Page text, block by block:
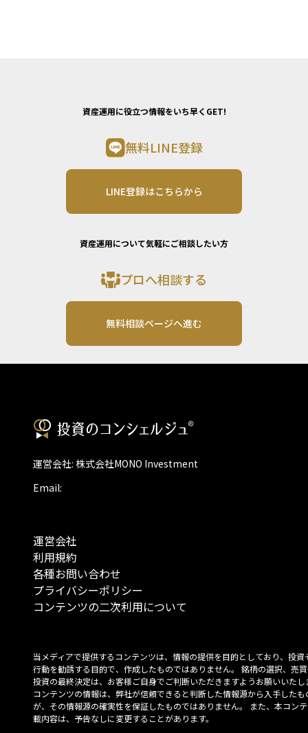
資産運用に役立つ情報をいち早くGET!
無料LINE登録
LINE登録はこちらから
資産運用について気軽にご相談したい方
プロへ相談する
無料相談ページへ進む
運営会社: 株式会社MONO Investment
Email:
運営会社
利用規約
各種お問い合わせ
プライバシーポリシー
コンテンツの二次利用について
当メディアで提供するコンテンツは、情報の提供を目的としており、投資
行動を勧誘する目的で、作成したものではありません。 銘柄の選択、売
投資の最終決定は、お客様ご自身でご判断いただきますようお願いいたし
コンテンツの情報は、弊社が信頼できると判断した情報源から入手したも
が、その情報源の確実性を保証したものではありません。 また、本コン
載内容は、予告なしに変更することがあります。